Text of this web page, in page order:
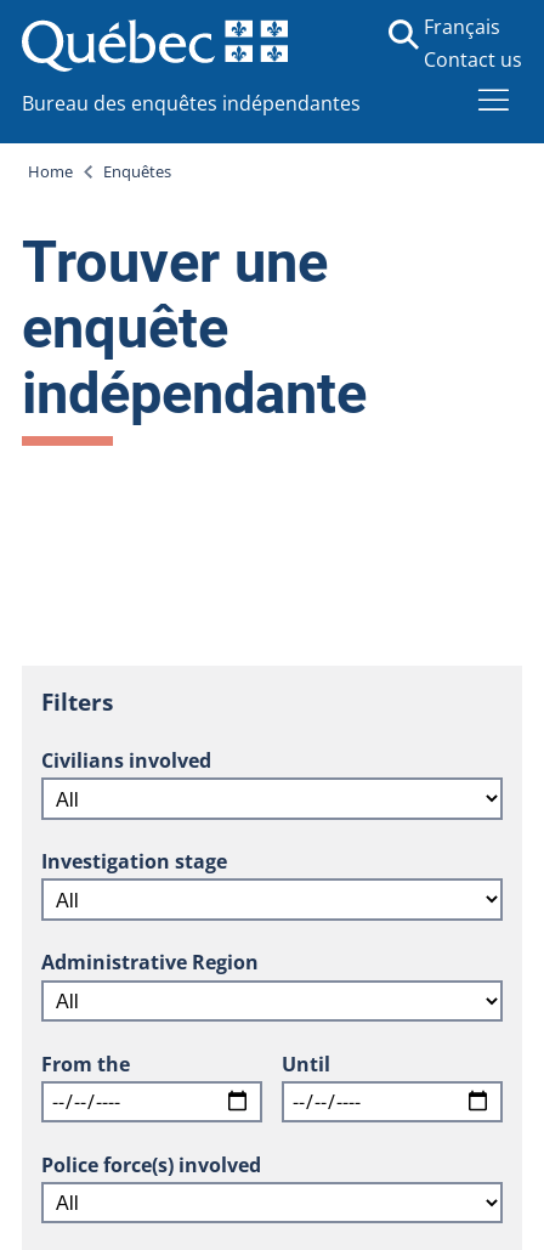
Bureau des enquêtes indépendantes
Français
Contact us
Home Enquêtes
Trouver une
enquête
indépendante
Filters
Civilians involved
Investigation stage
Administrative Region
From the Until
Police force(s) involved